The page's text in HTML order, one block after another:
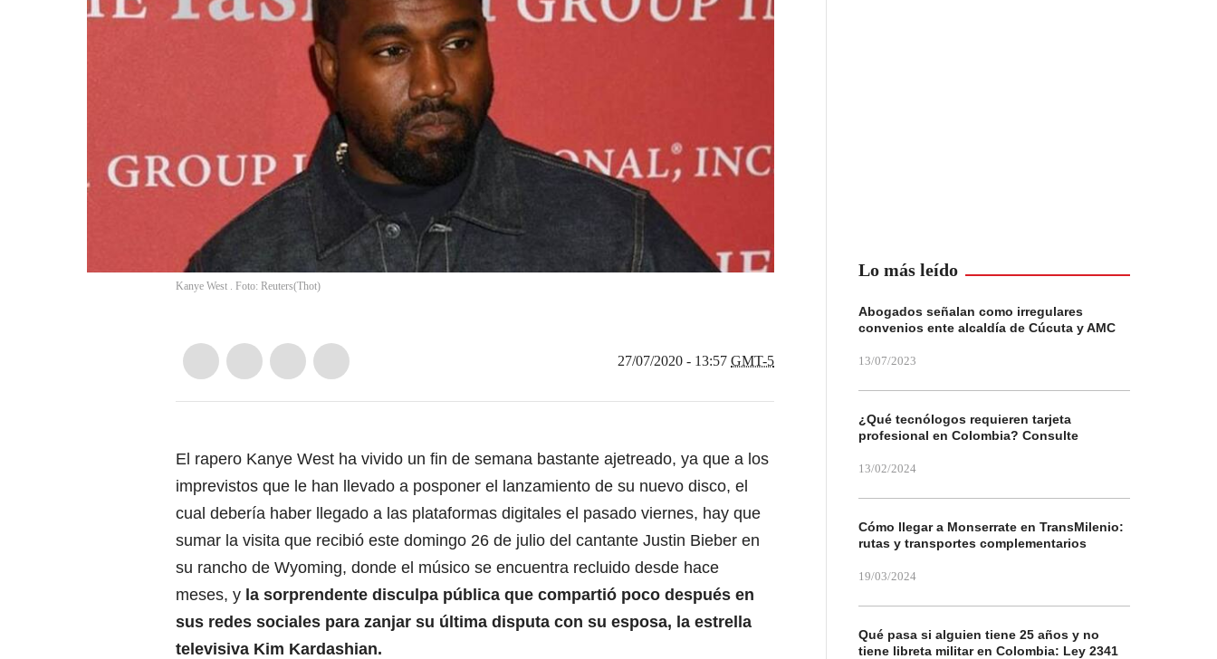
Kanye West . Foto: Reuters(Thot)
27/07/2020 - 13:57 GMT-5
El rapero Kanye West ha vivido un fin de semana bastante ajetreado, ya que a los
imprevistos que le han llevado a posponer el lanzamiento de su nuevo disco, el
cual debería haber llegado a las plataformas digitales el pasado viernes, hay que
sumar la visita que recibió este domingo 26 de julio del cantante Justin Bieber en
su rancho de Wyoming, donde el músico se encuentra recluido desde hace
meses, y la sorprendente disculpa pública que compartió poco después en
sus redes sociales para zanjar su última disputa con su esposa, la estrella
televisiva Kim Kardashian.
Lo más leído
Abogados señalan como irregulares
convenios ente alcaldía de Cúcuta y AMC
13/07/2023
¿Qué tecnólogos requieren tarjeta
profesional en Colombia? Consulte
13/02/2024
Cómo llegar a Monserrate en TransMilenio:
rutas y transportes complementarios
19/03/2024
Qué pasa si alguien tiene 25 años y no
tiene libreta militar en Colombia: Ley 2341